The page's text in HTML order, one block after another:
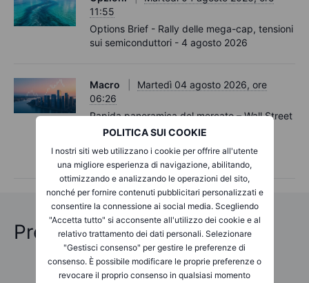
POLITICA SUI COOKIE
I nostri siti web utilizzano i cookie per offrire all'utente
una migliore esperienza di navigazione, abilitando,
ottimizzando e analizzando le operazioni del sito,
nonché per fornire contenuti pubblicitari personalizzati e
consentire la connessione ai social media. Scegliendo
"Accetta tutto" si acconsente all'utilizzo dei cookie e al
relativo trattamento dei dati personali. Selezionare
"Gestisci consenso" per gestire le preferenze di
consenso. È possibile modificare le proprie preferenze o
revocare il proprio consenso in qualsiasi momento
11:55
Options Brief - Rally delle mega-cap, tensioni
sui semiconduttori - 4 agosto 2026
Macro
Martedì 04 agosto 2026, ore
06:26
Rapida panoramica del mercato – Wall Street
sfiora un nuovo massimo storico mentre
semiconduttori – 4 agosto 2026
Previsioni Oltraggiose 2026